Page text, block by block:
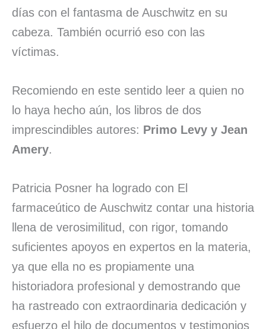
días con el fantasma de Auschwitz en su
cabeza. También ocurrió eso con las
víctimas.
Recomiendo en este sentido leer a quien no
lo haya hecho aún, los libros de dos
imprescindibles autores: Primo Levy y Jean
Amery.
Patricia Posner ha logrado con El
farmaceútico de Auschwitz contar una historia
llena de verosimilitud, con rigor, tomando
suficientes apoyos en expertos en la materia,
ya que ella no es propiamente una
historiadora profesional y demostrando que
ha rastreado con extraordinaria dedicación y
esfuerzo el hilo de documentos y testimonios